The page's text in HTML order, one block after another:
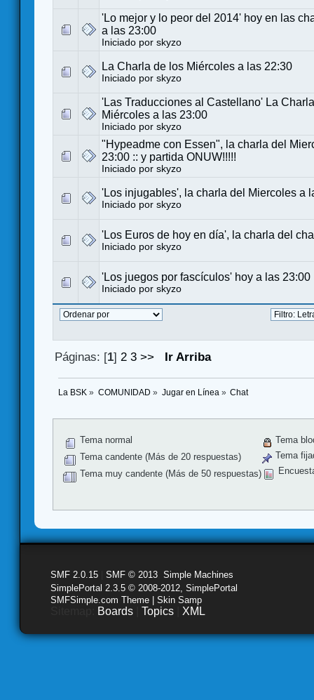
'Lo mejor y lo peor del 2014' hoy en las
a las 23:00
Iniciado por skyzo
La Charla de los Miércoles a las 22:30
Iniciado por skyzo
'Las Traducciones al Castellano' La
Miércoles a las 23:00
Iniciado por skyzo
"Hypeadme con Essen", la charla del
23:00 :: y partida ONUW!!!!!
Iniciado por skyzo
'Los injugables', la charla del Miercoles a
Iniciado por skyzo
'Los Euros de hoy en día', la charla del
Iniciado por skyzo
'Los juegos por fascículos' hoy a las 23:00
Iniciado por skyzo
Páginas: [1] 2 3 >> Ir Arriba
La BSK » COMUNIDAD » Jugar en Línea » Chat
Tema normal
Tema candente (Más de 20 respuestas)
Tema muy candente (Más de 50 respuestas)
Tema
Tema
SMF 2.0.15 SMF © 2013 Simple Machines
SimplePortal 2.3.5 © 2008-2012, SimplePortal
SMFSimple.com Theme | Skin Samp
Boards Topics XML